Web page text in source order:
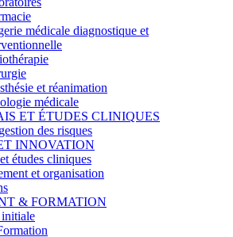
médicale diagnostique et
et réanimation
médicale
ET ÉTUDES CLINIQUES
des risques
INNOVATION
études cliniques
et organisation
& FORMATION